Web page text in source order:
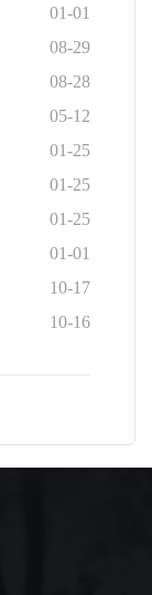
01-01
08-29
08-28
05-12
01-25
01-25
01-25
01-01
10-17
10-16